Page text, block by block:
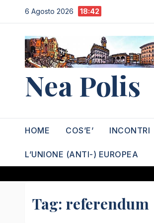
al
contenuto
6 Agosto 2026 18:42
Nea Polis
HOME COS’E’ INCONTRI
L’UNIONE (ANTI-) EUROPEA
Tag: referendum